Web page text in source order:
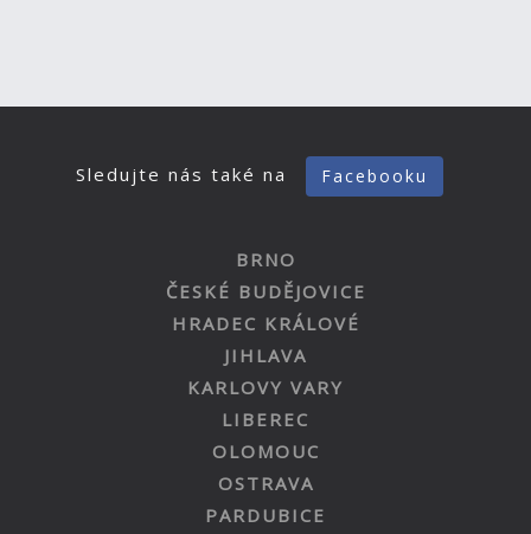
Sledujte nás také na Facebooku
BRNO
ČESKÉ BUDĚJOVICE
HRADEC KRÁLOVÉ
JIHLAVA
KARLOVY VARY
LIBEREC
OLOMOUC
OSTRAVA
PARDUBICE